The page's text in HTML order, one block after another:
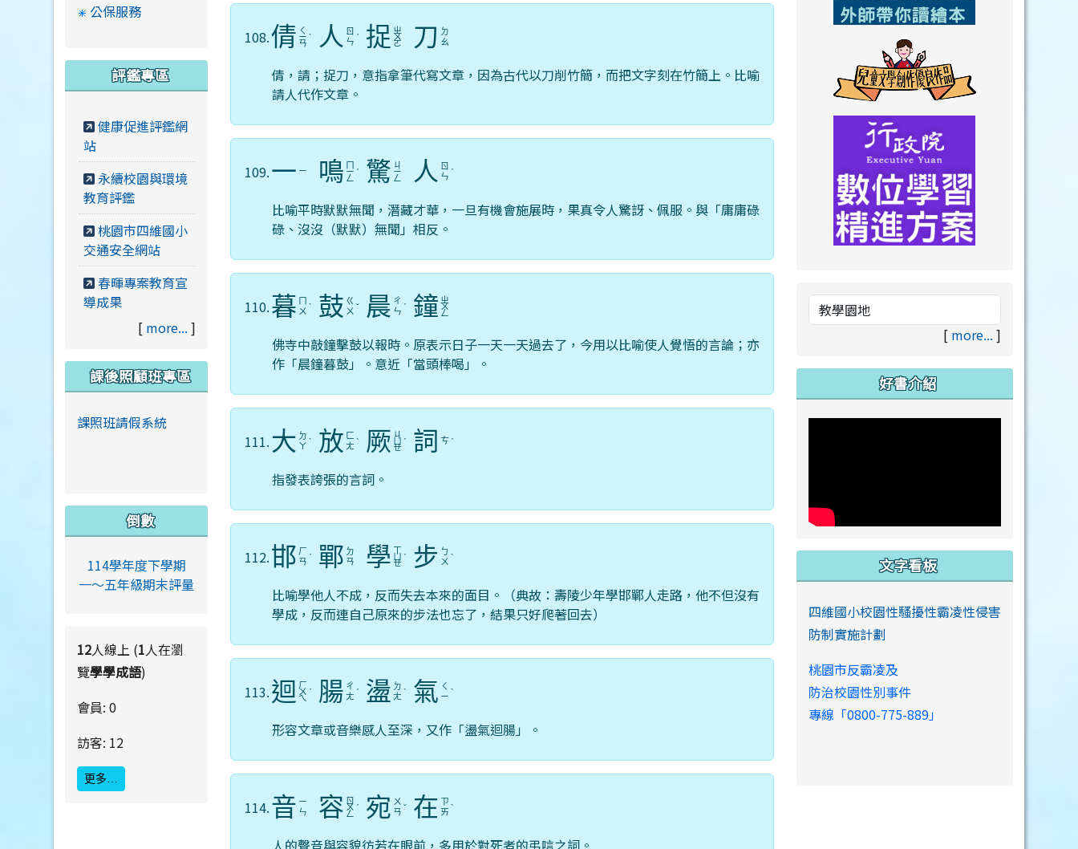
108.倩 ㄑ
ㄧ
ㄢ
ˋ 人 ㄖ
ㄣ ˊ 捉 ㄓ
ㄨ
ㄛ 刀 ㄉ
ㄠ
倩，請；捉刀，意指拿筆代寫文章，因為古代以刀削竹簡，而把文字刻在竹簡上。比喻
請人代作文章。
109.一 ㄧ 鳴 ㄇ
ㄧ
ㄥ
ˊ 驚 ㄐ
ㄧ
ㄥ 人 ㄖ
ㄣ ˊ
比喻平時默默無聞，潛藏才華，一旦有機會施展時，果真令人驚訝、佩服。與「庸庸碌
碌、沒沒（默默）無聞」相反。
110.暮 ㄇ
ㄨ ˋ 鼓 ㄍ
ㄨ ˇ 晨 ㄔ
ㄣ ˊ 鐘 ㄓ
ㄨ
ㄥ
佛寺中敲鐘擊鼓以報時。原表示日子一天一天過去了，今用以比喻使人覺悟的言論；亦
作「晨鐘暮鼓」。意近「當頭棒喝」。
111. 大 ㄉ
ㄚ ˋ 放 ㄈ
ㄤ ˋ 厥 ㄐ
ㄩ
ㄝ
ˊ 詞 ㄘ ˊ
指發表誇張的言詞。
112.邯 ㄏ
ㄢ ˊ 鄲 ㄉ
ㄢ
學 ㄒ
ㄩ
ㄝ
ˊ 步 ㄅ
ㄨ ˋ
比喻學他人不成，反而失去本來的面目。（典故：壽陵少年學邯鄲人走路，他不但沒有
學成，反而連自己原來的步法也忘了，結果只好爬著回去）
113.迴 ㄏ
ㄨ
ㄟ
ˊ 腸 ㄔ
ㄤ ˊ 盪 ㄉ
ㄤ ˋ 氣 ㄑ
ㄧ ˋ
形容文章或音樂感人至深，又作「盪氣迴腸」。
114.音 ㄧ
ㄣ
容 ㄖ
ㄨ
ㄥ
ˊ 宛 ㄨ
ㄢ ˇ 在 ㄗ
ㄞ ˋ
人的聲音與容貌彷若在眼前，多用於對死者的弔唁之詞。
公保服務
評鑑專區
健康促進評鑑網
站
永續校園與環境
教育評鑑
桃園市四維國小
交通安全網站
春暉專案教育宣
導成果
[ more... ]
課後照顧班專區
課照班請假系統
倒數
114學年度下學期
一～五年級期末評量
12人線上 (1人在瀏
覽學學成語)
會員: 0
訪客: 12
更多…
link to https://www.youtube.com/
[ more... ]
好書介紹
文字看板
四維國小校園性騷擾性霸凌性侵害
防制實施計劃
桃園市反霸凌及
防治校園性別事件
專線「0800-775-889」